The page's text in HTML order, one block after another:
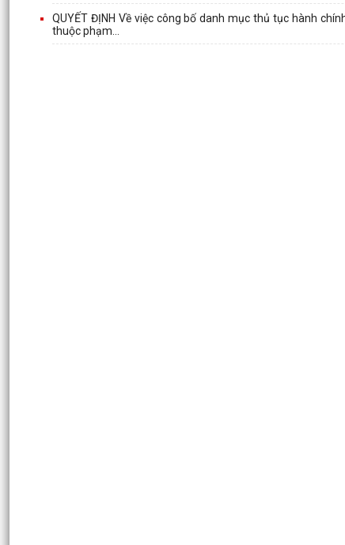
QUYẾT ĐỊNH Về việc công bố danh mục thủ tục hành
thuộc phạm...